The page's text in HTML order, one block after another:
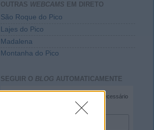
OUTRAS WEBCAMS EM DIRETO
São Roque do Pico
Lajes do Pico
Madalena
Montanha do Pico
SEGUIR O BLOG AUTOMATICAMENTE
campo necessário